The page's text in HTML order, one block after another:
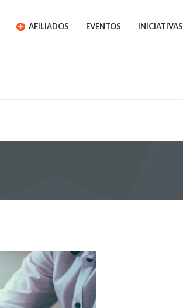
AFILIADOS EVENTOS INICIATIVAS